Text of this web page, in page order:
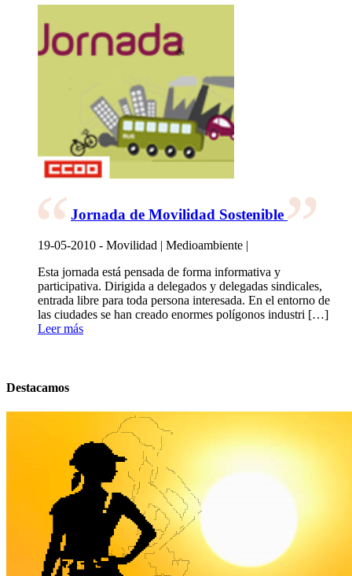
Jornada de Movilidad Sostenible
19-05-2010 - Movilidad | Medioambiente |
Esta jornada está pensada de forma informativa y
participativa. Dirigida a delegados y delegadas sindicales,
entrada libre para toda persona interesada. En el entorno de
las ciudades se han creado enormes polígonos industri […]
Leer más
Destacamos